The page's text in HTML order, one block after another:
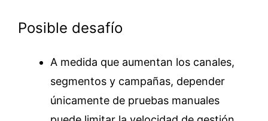
Posible desafío
A medida que aumentan los canales,
segmentos y campañas, depender
únicamente de pruebas manuales